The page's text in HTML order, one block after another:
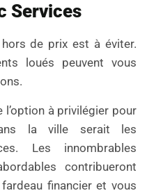
Services
de prix est à éviter.
loués peuvent vous
l’option à privilégier pour
la ville serait les
Les innombrables
contribueront
financier et vous